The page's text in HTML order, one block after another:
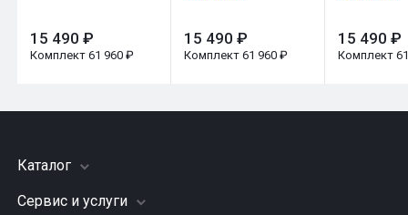
15 490 ₽
Комплект 61 960 ₽
15 490 ₽
Комплект 61 960 ₽
15 490 ₽
Комплект
Каталог
Шины
Сервис и услуги